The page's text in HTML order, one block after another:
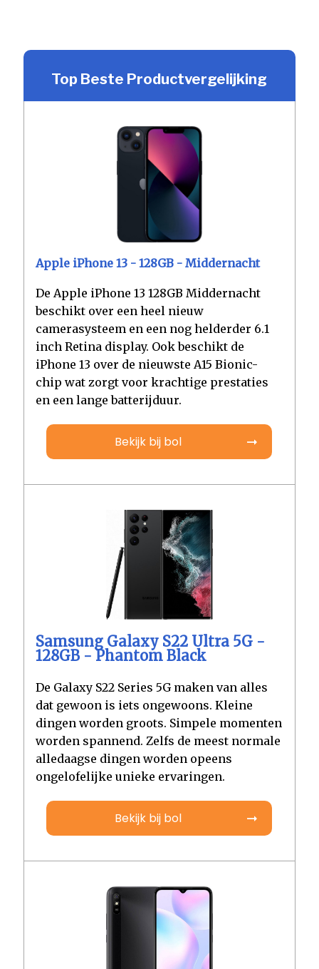
Top Beste Productvergelijking
Apple iPhone 13 - 128GB - Middernacht
De Apple iPhone 13 128GB Middernacht
beschikt over een heel nieuw
camerasysteem en een nog helderder 6.1
inch Retina display. Ook beschikt de
iPhone 13 over de nieuwste A15 Bionic-
chip wat zorgt voor krachtige prestaties
en een lange batterijduur.
Bekijk bij bol
Samsung Galaxy S22 Ultra 5G -
128GB - Phantom Black
De Galaxy S22 Series 5G maken van alles
dat gewoon is iets ongewoons. Kleine
dingen worden groots. Simpele momenten
worden spannend. Zelfs de meest normale
alledaagse dingen worden opeens
ongelofelijke unieke ervaringen.
Bekijk bij bol